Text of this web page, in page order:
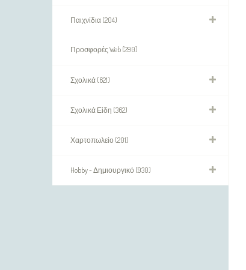
Παιχνίδια (204)
Προσφορές Web (290)
Σχολικά (621)
Σχολικά Είδη (362)
Χαρτοπωλείο (201)
Hobby - Δημιουργικό (930)